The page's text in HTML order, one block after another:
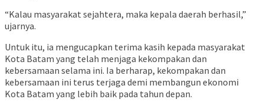
“Kalau masyarakat sejahtera, maka kepala daerah berhasil,”
ujarnya.
Untuk itu, ia mengucapkan terima kasih kepada masyarakat
Kota Batam yang telah menjaga kekompakan dan
kebersamaan selama ini. Ia berharap, kekompakan dan
kebersamaan ini terus terjaga demi membangun ekonomi
Kota Batam yang lebih baik pada tahun depan.